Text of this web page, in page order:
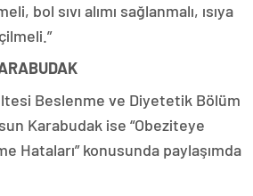
bol sıvı alımı sağlanmalı, ısıya
Beslenme ve Diyetetik Bölüm
Karabudak ise “Obeziteye
Hataları” konusunda paylaşımda